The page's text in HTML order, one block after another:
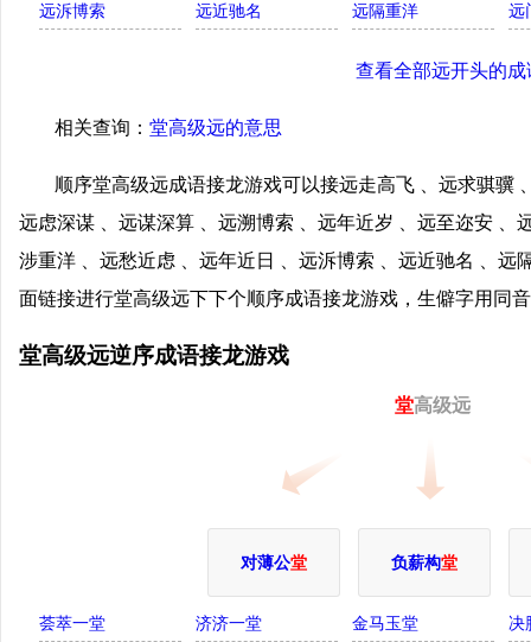
远泝博索
远近驰名 远隔重洋 远
查看全部远开头的成
相关查询： 堂高级远的意思
顺序堂高级远成语接龙游戏可以接远走高飞 、远求骐骥
远虑深谋 、远谋深算 、远溯博索 、远年近岁 、远至迩安 、
涉重洋 、远愁近虑 、远年近日 、远泝博索 、远近驰名 、远
面链接进行堂高级远下下个顺序成语接龙游戏，生僻字用同
堂高级远逆序成语接龙游戏
堂高级远
对薄公堂 负薪构堂
荟萃一堂 济济一堂 金马玉堂
决